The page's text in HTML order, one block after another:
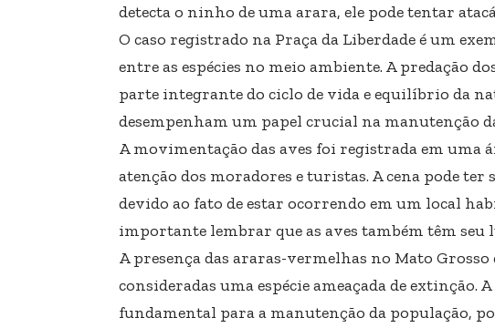
detecta o ninho de uma arara, ele pode tentar
O caso registrado na Praça da Liberdade é um
entre as espécies no meio ambiente. A predação
parte integrante do ciclo de vida e equilíbrio da
desempenham um papel crucial na manutenção
A movimentação das aves foi registrada em uma
atenção dos moradores e turistas. A cena pode
devido ao fato de estar ocorrendo em um local
importante lembrar que as aves também têm seu
A presença das araras-vermelhas no Mato Grosso
consideradas uma espécie ameaçada de extinção.
fundamental para a manutenção da população,